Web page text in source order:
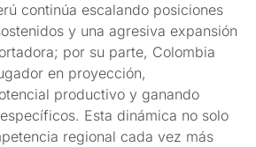
continúa escalando posiciones
y una agresiva expansión
por su parte, Colombia
en proyección,
productivo y ganando
Esta dinámica no solo
regional cada vez más